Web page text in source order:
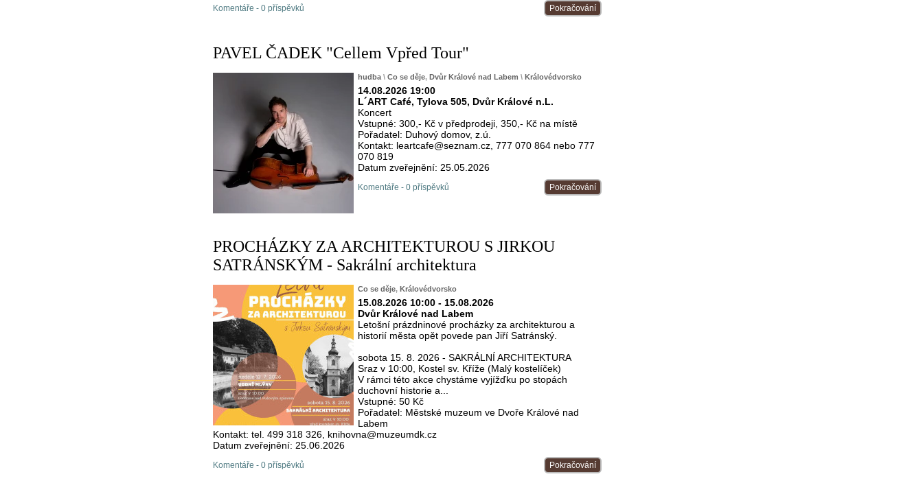
Pokračování
Komentáře - 0 příspěvků
PAVEL ČADEK "Cellem Vpřed Tour"
hudba \ Co se děje, Dvůr Králové nad Labem \ Královédvorsko
14.08.2026 19:00
L´ART Café, Tylova 505, Dvůr Králové n.L.
Koncert
Vstupné: 300,- Kč v předprodeji, 350,- Kč na místě
Pořadatel: Duhový domov, z.ú.
Kontakt: leartcafe@seznam.cz, 777 070 864 nebo 777
070 819
Datum zveřejnění: 25.05.2026
Pokračování
Komentáře - 0 příspěvků
PROCHÁZKY ZA ARCHITEKTUROU S JIRKOU
SATRÁNSKÝM - Sakrální architektura
Co se děje, Královédvorsko
15.08.2026 10:00 - 15.08.2026
Dvůr Králové nad Labem
Letošní prázdninové procházky za architekturou a
historií města opět povede pan Jiří Satránský.
sobota 15. 8. 2026 - SAKRÁLNÍ ARCHITEKTURA
Sraz v 10:00, Kostel sv. Kříže (Malý kostelíček)
V rámci této akce chystáme vyjížďku po stopách
duchovní historie a...
Vstupné: 50 Kč
Pořadatel: Městské muzeum ve Dvoře Králové nad
Labem
Kontakt: tel. 499 318 326, knihovna@muzeumdk.cz
Datum zveřejnění: 25.06.2026
Pokračování
Komentáře - 0 příspěvků